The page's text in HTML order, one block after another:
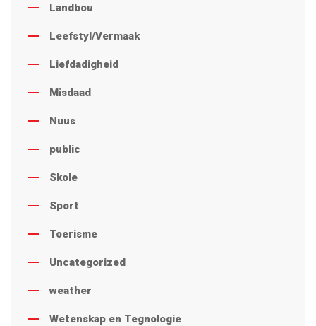
Landbou
Leefstyl/Vermaak
Liefdadigheid
Misdaad
Nuus
public
Skole
Sport
Toerisme
Uncategorized
weather
Wetenskap en Tegnologie